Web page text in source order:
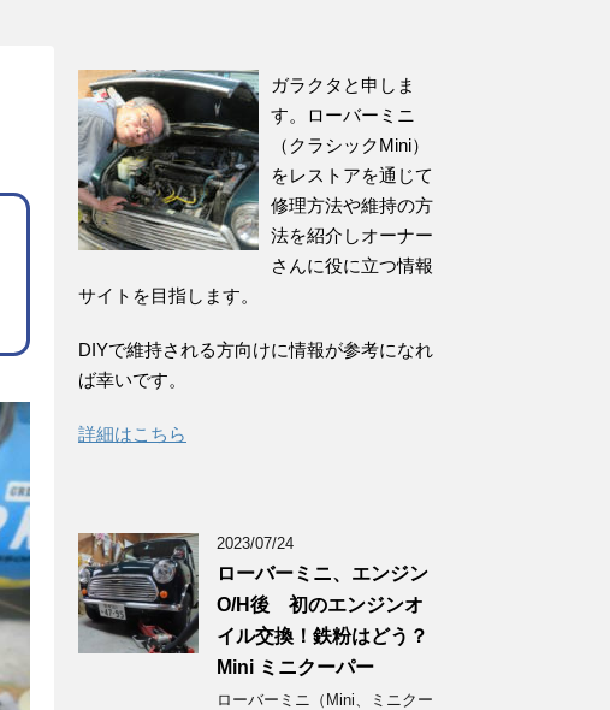
ガラクタと申しま
す。ローバーミニ
（クラシックMini）
をレストアを通じて
修理方法や維持の方
法を紹介しオーナー
さんに役に立つ情報
サイトを目指します。
DIYで維持される方向けに情報が参考になれ
ば幸いです。
詳細はこちら
2023/07/24
ローバーミニ、エンジン
O/H後 初のエンジンオ
イル交換！鉄粉はどう？
Mini ミニクーパー
ローバーミニ（Mini、ミニクー